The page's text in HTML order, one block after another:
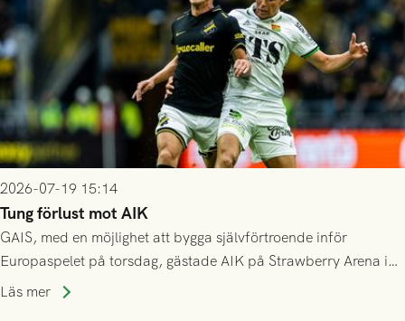
2026-07-19 15:14
Tung förlust mot AIK
GAIS, med en möjlighet att bygga självförtroende inför
Europaspelet på torsdag, gästade AIK på Strawberry Arena i
Stockholm . Men trots konstant hotande i första halvlek av
Läs mer